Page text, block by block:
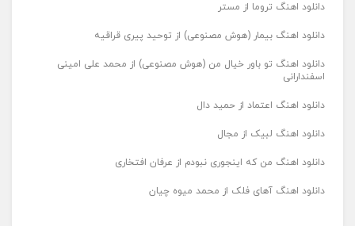
دانلود اهنگ تروما از مستر
دانلود اهنگ بیمار (هوش مصنوعی) از توحید پیری قراقیه
دانلود اهنگ تو باور خیال من (هوش مصنوعی) از محمد علی امینی
اسفندارانی
دانلود اهنگ اعتماد از حمید دال
دانلود اهنگ لبیک از مجال
دانلود اهنگ من که اینجوری نبودم از عرفان افتخاری
دانلود اهنگ آهای فلک از محمد میوه چیان